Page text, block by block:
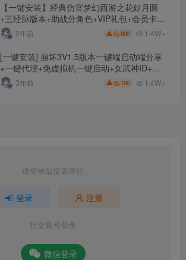
【一键安装】经典仿官梦幻西游之花好月圆
+三经脉版本+助战分角色+VIP礼包+会员卡
+剧情活动+视频搭建及其他修改资料
2年前 600 1.4W+
[一键安装] 崩坏3V1.5版本一键端启动端分享
+一键代理+免虚拟机一键启动+女武神ID+详
细指令+极简一键修改
3年前 100 1.4W+
请登录后发表评论
登录 注册
社交账号登录
微信登录